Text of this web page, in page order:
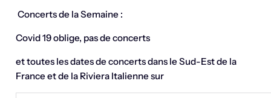
Concerts de la Semaine :
Covid 19 oblige, pas de concerts
et toutes les dates de concerts dans le Sud-Est de la
France et de la Riviera Italienne sur